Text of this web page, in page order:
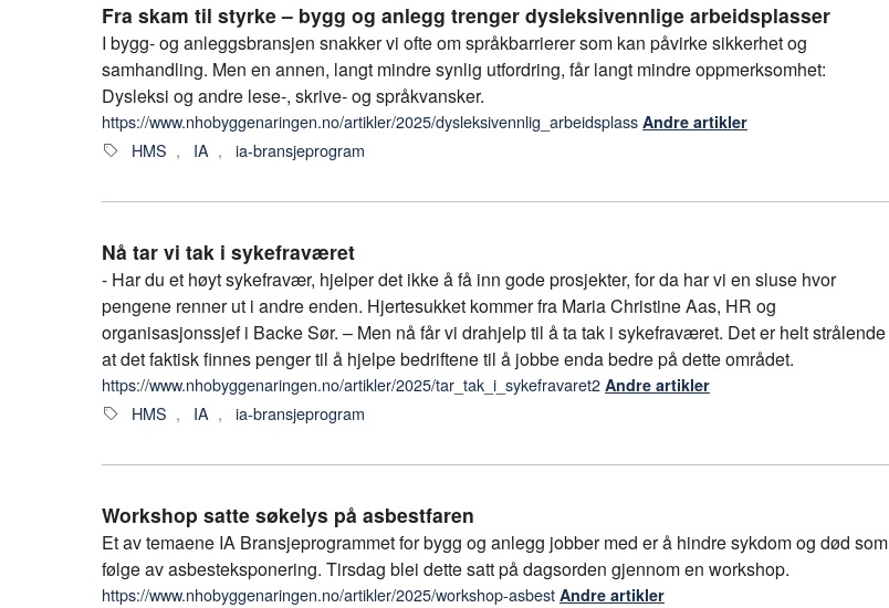
Fra skam til styrke – bygg og anlegg trenger dysleksivennlige arbeidsplasser
I bygg- og anleggsbransjen snakker vi ofte om språkbarrierer som kan påvirke sikkerhet og
samhandling. Men en annen, langt mindre synlig utfordring, får langt mindre oppmerksomhet:
Dysleksi og andre lese-, skrive- og språkvansker.
https://www.nhobyggenaringen.no/artikler/2025/dysleksivennlig_arbeidsplass Andre artikler
HMS , IA , ia-bransjeprogram
Nå tar vi tak i sykefraværet
- Har du et høyt sykefravær, hjelper det ikke å få inn gode prosjekter, for da har vi en sluse hvor
pengene renner ut i andre enden. Hjertesukket kommer fra Maria Christine Aas, HR og
organisasjonssjef i Backe Sør. – Men nå får vi drahjelp til å ta tak i sykefraværet. Det er helt strålende
at det faktisk finnes penger til å hjelpe bedriftene til å jobbe enda bedre på dette området.
https://www.nhobyggenaringen.no/artikler/2025/tar_tak_i_sykefravaret2 Andre artikler
HMS , IA , ia-bransjeprogram
Workshop satte søkelys på asbestfaren
Et av temaene IA Bransjeprogrammet for bygg og anlegg jobber med er å hindre sykdom og død som
følge av asbesteksponering. Tirsdag blei dette satt på dagsorden gjennom en workshop.
https://www.nhobyggenaringen.no/artikler/2025/workshop-asbest Andre artikler